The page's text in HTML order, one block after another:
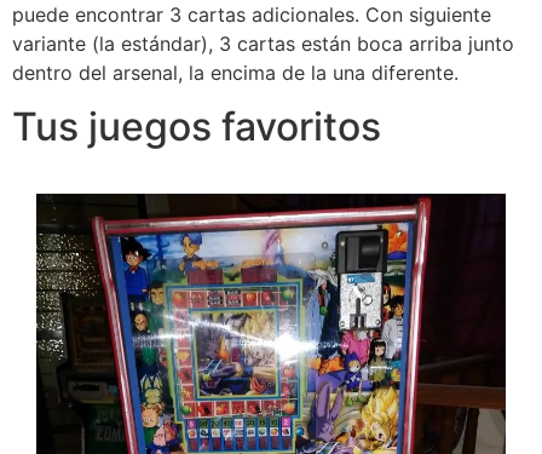
puede encontrar 3 cartas adicionales. Con siguiente
variante (la estándar), 3 cartas están boca arriba junto
dentro del arsenal, la encima de la una diferente.
Tus juegos favoritos